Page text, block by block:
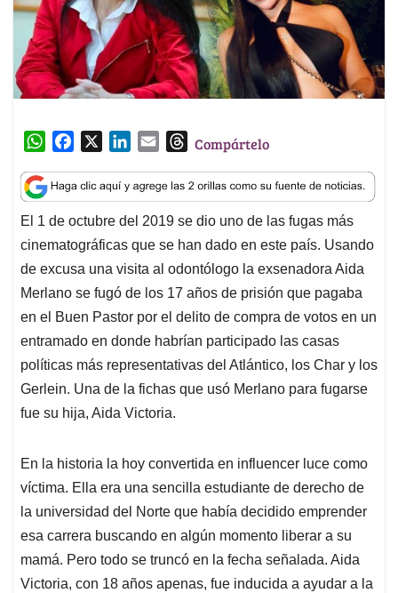
W
a
t
s
A
p
p
c
e
b
o
o
k
n
k
e
d
I
n
a
i
l
T
r
e
a
d
s
Compártelo
El 1 de octubre del 2019 se dio uno de las fugas más
cinematográficas que se han dado en este país. Usando
de excusa una visita al odontólogo la exsenadora Aida
Merlano se fugó de los 17 años de prisión que pagaba
en el Buen Pastor por el delito de compra de votos en un
entramado en donde habrían participado las casas
políticas más representativas del Atlántico, los Char y los
Gerlein. Una de la fichas que usó Merlano para fugarse
fue su hija, Aida Victoria.
En la historia la hoy convertida en influencer luce como
víctima. Ella era una sencilla estudiante de derecho de
la universidad del Norte que había decidido emprender
esa carrera buscando en algún momento liberar a su
mamá. Pero todo se truncó en la fecha señalada. Aida
Victoria, con 18 años apenas, fue inducida a ayudar a la